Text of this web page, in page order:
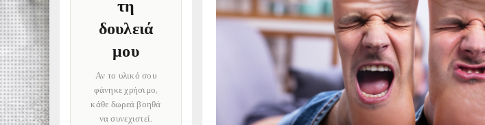
τη
δουλειά
μου
Αν το υλικό σου
φάνηκε χρήσιμο,
κάθε δωρεά βοηθά
να συνεχιστεί.